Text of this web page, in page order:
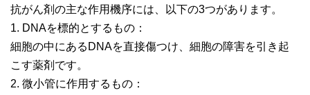
抗がん剤の主な作用機序には、以下の3つがあります。
1. DNAを標的とするもの：
細胞の中にあるDNAを直接傷つけ、細胞の障害を引き起
こす薬剤です。
2. 微小管に作用するもの：